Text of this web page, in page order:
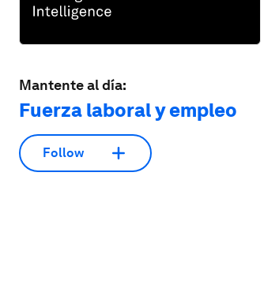
Mantente al día:
Fuerza laboral y empleo
Follow